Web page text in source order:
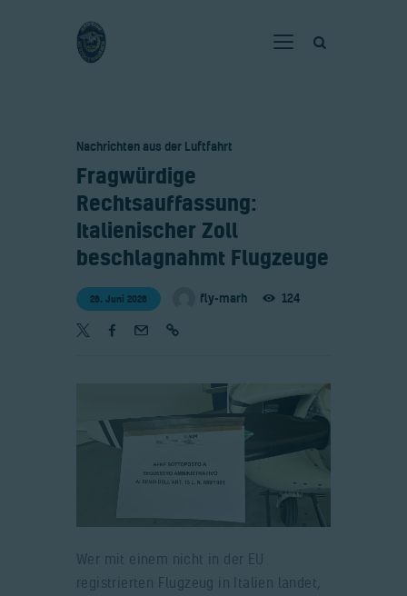
Fliegen
Neuigkeiten
Gaststätte
Bilder
Nachrichten aus der Luftfahrt
​Fragwürdige
Rechtsauffassung:
Italienischer Zoll
beschlagnahmt Flugzeuge
26. Juni 2026 fly-marh 124
Wer mit einem nicht in der EU
registrierten Flugzeug in Italien landet,